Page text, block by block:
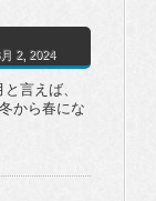
2, 2024
言えば、
から春にな